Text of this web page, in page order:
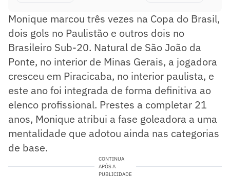
Monique marcou três vezes na Copa do Brasil,
dois gols no Paulistão e outros dois no
Brasileiro Sub-20. Natural de São João da
Ponte, no interior de Minas Gerais, a jogadora
cresceu em Piracicaba, no interior paulista, e
este ano foi integrada de forma definitiva ao
elenco profissional. Prestes a completar 21
anos, Monique atribui a fase goleadora a uma
mentalidade que adotou ainda nas categorias
de base.
CONTINUA
APÓS A
PUBLICIDADE